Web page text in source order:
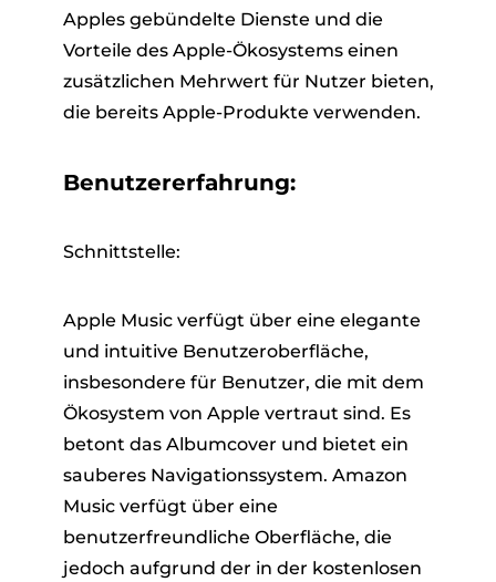
Apples gebündelte Dienste und die
Vorteile des Apple-Ökosystems einen
zusätzlichen Mehrwert für Nutzer bieten,
die bereits Apple-Produkte verwenden.
Benutzererfahrung:
Schnittstelle:
Apple Music verfügt über eine elegante
und intuitive Benutzeroberfläche,
insbesondere für Benutzer, die mit dem
Ökosystem von Apple vertraut sind. Es
betont das Albumcover und bietet ein
sauberes Navigationssystem. Amazon
Music verfügt über eine
benutzerfreundliche Oberfläche, die
jedoch aufgrund der in der kostenlosen